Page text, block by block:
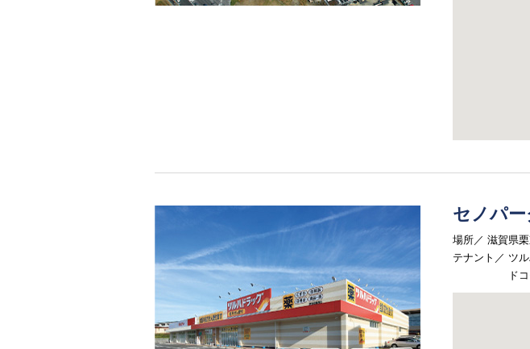
セノパ
場所
滋賀県
テナント
ツ
ド